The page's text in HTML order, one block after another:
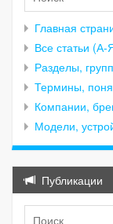
Главная
Все статьи (А-
Разделы,
Термины,
Компании,
Модели,
Публикации